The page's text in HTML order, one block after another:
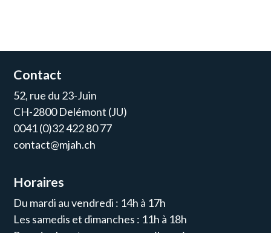
Contact
52, rue du 23-Juin
CH-2800 Delémont (JU)
0041 (0)32 422 80 77
contact@mjah.ch
Horaires
Du mardi au vendredi : 14h à 17h
Les samedis et dimanches : 11h à 18h